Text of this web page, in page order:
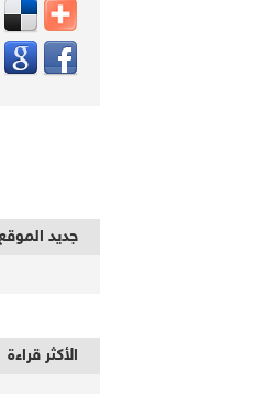
جديد الموقع
الأكثر قراءة